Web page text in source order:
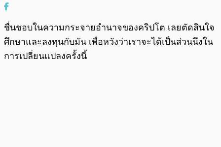
ชื่นชอบในความกระจายอำนาจของคริปโต เลยตัดสินใจ
ศึกษาและลงทุนกับมัน เพื่อหวังว่าเราจะได้เป็นส่วนนึงใน
การเปลี่ยนแปลงครั้งนี้